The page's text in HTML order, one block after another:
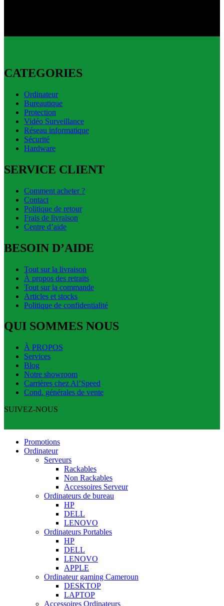
CATEGORIES
Ordinateur
Bureautique
Protection
Vidéo Surveillance
Réseau informatique
Sécurité
Hardware
SERVICE CLIENT
Comment acheter ?
Contact
Politique de retour
Frais de livraison
Centre d’aide
BESOIN D’AIDE
Tout sur la livraison
À propos des retraits
Tout sur la commande
Articles et stocks
Politique de confidentialité
QUI SOMMES NOUS
À PROPOS
Services
Blog
Notre showroom
Carrières chez Al’Speed
Cond. générales de vente
SUIVEZ-NOUS
Promotions
Ordinateur
Serveurs
Rackables
Non Rackables
Accessoires Serveur
Ordinateurs de bureau
HP
DELL
LENOVO
Ordinateurs Portables
HP
DELL
LENOVO
APPLE
Ordinateur gaming Cameroun
DESKTOP
LAPTOP
Accessoires Ordinateurs